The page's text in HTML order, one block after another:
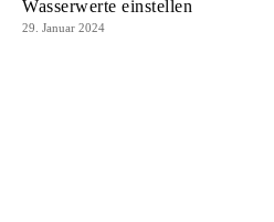
Wasserwerte einstellen
29. Januar 2024